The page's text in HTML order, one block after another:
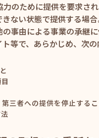
のために提供を要求さ
ない状態で提供する場合
事由による事業の承継に
等で、あらかじめ、次
三者への提供を停止するこ